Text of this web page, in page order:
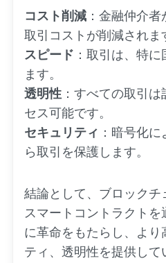
コスト削減 ：金融仲介者
取引コストが削減されま
スピード ：取引は、特
ます。
透明性 ：すべての取引
セス可能です。
セキュリティ ：暗号化
ら取引を保護します。
結論として、ブロックチ
スマートコントラクト
に革命をもたらし、より
ティ、透明性を提供して